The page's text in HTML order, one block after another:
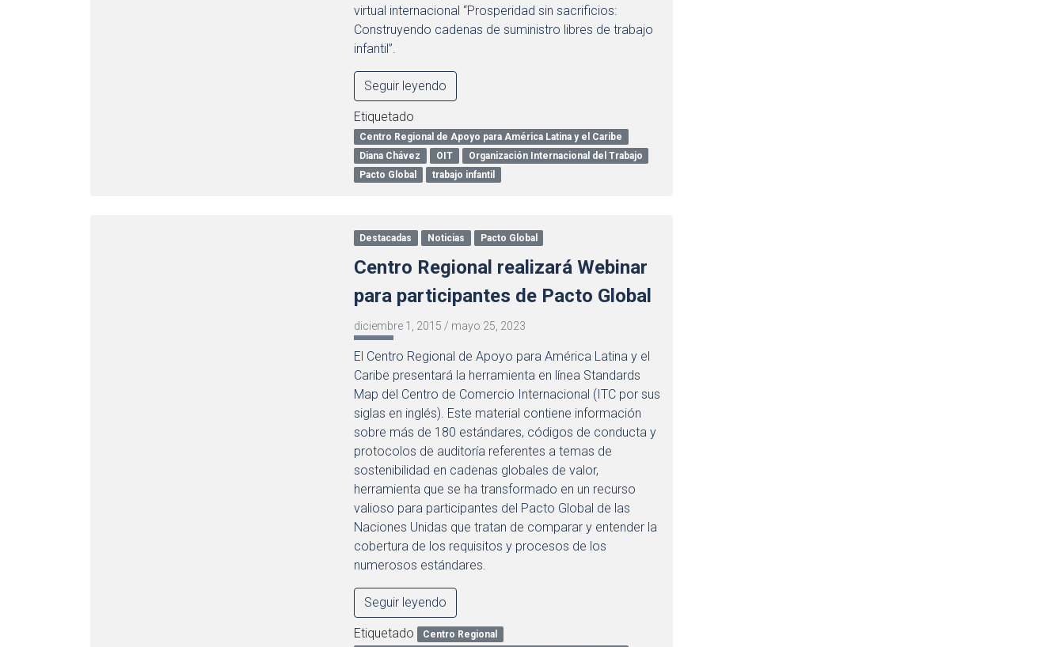
virtual internacional “Prosperidad sin sacrificios:
Construyendo cadenas de suministro libres de trabajo
infantil”.
Seguir leyendo
Etiquetado
Centro Regional de Apoyo para América Latina y el Caribe
Diana Chávez
OIT
Organización Internacional del Trabajo
Pacto Global
trabajo infantil
Destacadas Noticias Pacto Global
Centro Regional realizará Webinar
para participantes de Pacto Global
diciembre 1, 2015 / mayo 25, 2023
El Centro Regional de Apoyo para América Latina y el
Caribe presentará la herramienta en línea Standards
Map del Centro de Comercio Internacional (ITC por sus
siglas en inglés). Este material contiene información
sobre más de 180 estándares, códigos de conducta y
protocolos de auditoría referentes a temas de
sostenibilidad en cadenas globales de valor,
herramienta que se ha transformado en un recurso
valioso para participantes del Pacto Global de las
Naciones Unidas que tratan de comparar y entender la
cobertura de los requisitos y procesos de los
numerosos estándares.
Seguir leyendo
Etiquetado
Centro Regional